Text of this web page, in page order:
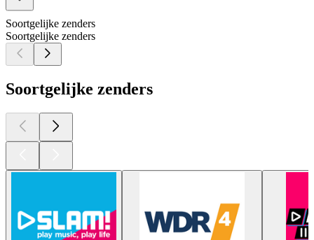
Soortgelijke zenders
Soortgelijke zenders
Soortgelijke zenders